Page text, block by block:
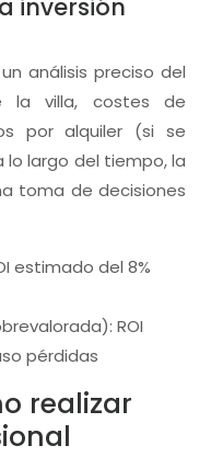
inversión
análisis preciso del
la villa, costes de
por alquiler (si se
lo largo del tiempo, la
toma de decisiones
estimado del 8%
ROI
pérdidas
realizar